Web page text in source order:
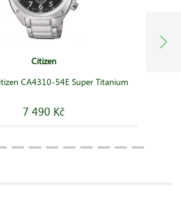
Citizen
CA4310-54E Super Titanium
7 490 Kč